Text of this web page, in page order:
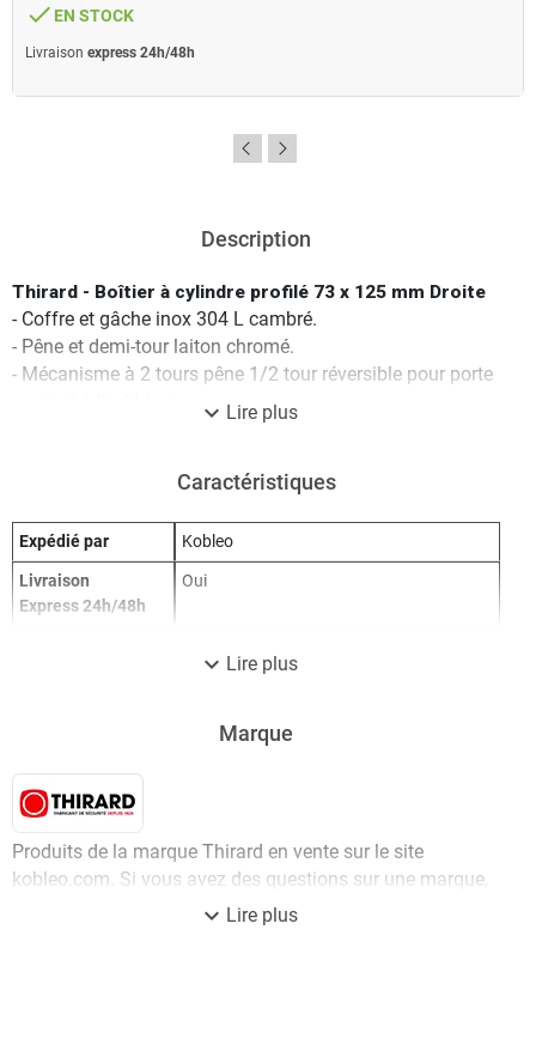
done EN STOCK
Livraison express 24h/48h
Description
Thirard - Boîtier à cylindre profilé 73 x 125 mm Droite
- Coffre et gâche inox 304 L cambré.
- Pêne et demi-tour laiton chromé.
- Mécanisme à 2 tours pêne 1/2 tour réversible pour porte
Caractéristiques techniques :
Version : Droite
Dimensions : 73 x 125 mm
Garantie 10 ans
expand_more Lire plus
Caractéristiques
Expédié par
Kobleo
Livraison
Express 24h/48h
Oui
expand_more Lire plus
Marque
Produits de la marque Thirard en vente sur le site
kobleo.com. Si vous avez des questions sur une marque,
un article, une disponibilité, n'hésitez pas à contacter
expand_more Lire plus